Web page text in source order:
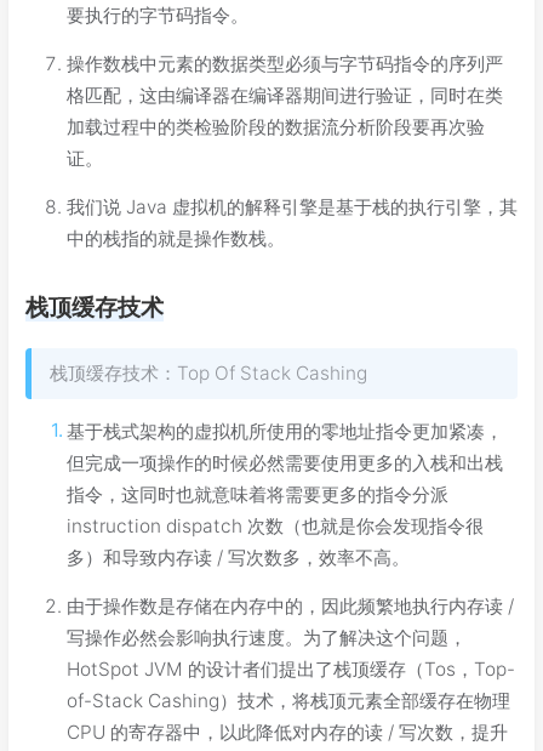
要执行的字节码指令。
操作数栈中元素的数据类型必须与字节码指令的序列严
格匹配，这由编译器在编译器期间进行验证，同时在类
加载过程中的类检验阶段的数据流分析阶段要再次验
证。
我们说 Java 虚拟机的解释引擎是基于栈的执行引擎，其
中的栈指的就是操作数栈。
栈顶缓存技术
栈顶缓存技术：Top Of Stack Cashing
基于栈式架构的虚拟机所使用的零地址指令更加紧凑，
但完成一项操作的时候必然需要使用更多的入栈和出栈
指令，这同时也就意味着将需要更多的指令分派
instruction dispatch 次数（也就是你会发现指令很
多）和导致内存读 / 写次数多，效率不高。
由于操作数是存储在内存中的，因此频繁地执行内存读 /
写操作必然会影响执行速度。为了解决这个问题，
HotSpot JVM 的设计者们提出了栈顶缓存（Tos，Top-
of-Stack Cashing）技术，将栈顶元素全部缓存在物理
CPU 的寄存器中，以此降低对内存的读 / 写次数，提升